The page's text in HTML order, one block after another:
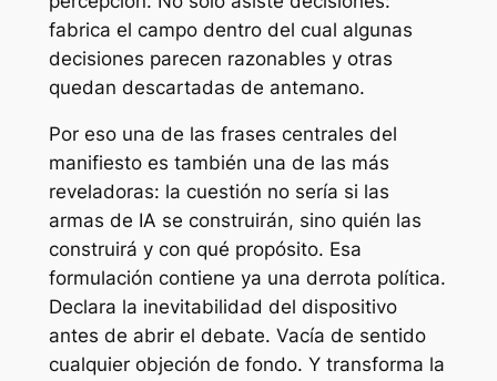
fabrica el campo dentro del cual algunas
decisiones parecen razonables y otras
quedan descartadas de antemano.
Por eso una de las frases centrales del
manifiesto es también una de las más
reveladoras: la cuestión no sería si las
armas de IA se construirán, sino quién las
construirá y con qué propósito. Esa
formulación contiene ya una derrota política.
Declara la inevitabilidad del dispositivo
antes de abrir el debate. Vacía de sentido
cualquier objeción de fondo. Y transforma la